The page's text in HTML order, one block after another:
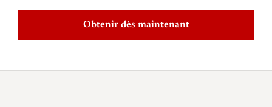
Obtenir dès maintenant